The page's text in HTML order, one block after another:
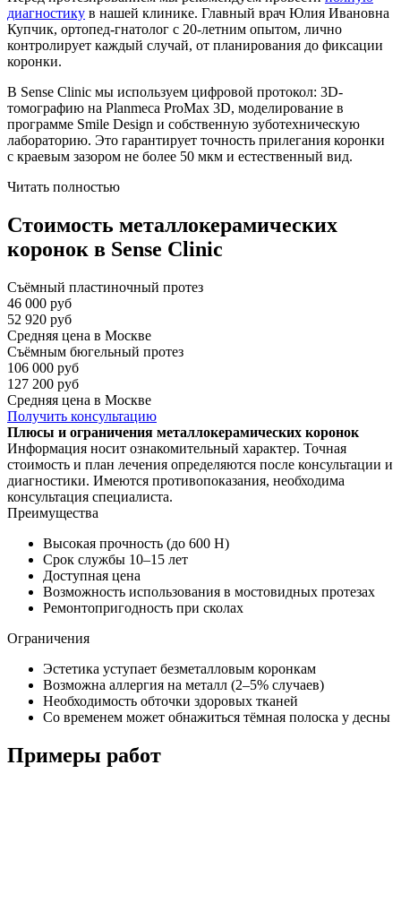
диагностику в нашей клинике. Главный врач Юлия Ивановна
Купчик, ортопед-гнатолог с 20-летним опытом, лично
контролирует каждый случай, от планирования до фиксации
коронки.
В Sense Clinic мы используем цифровой протокол: 3D-
томографию на Planmeca ProMax 3D, моделирование в
программе Smile Design и собственную зуботехническую
лабораторию. Это гарантирует точность прилегания коронки
с краевым зазором не более 50 мкм и естественный вид.
Читать полностью
Стоимость металлокерамических
коронок в Sense Clinic
Съёмный пластиночный протез
46 000 руб
52 920 руб
Средняя цена в Москве
Съёмным бюгельный протез
106 000 руб
127 200 руб
Средняя цена в Москве
Получить консультацию
Плюсы и ограничения металлокерамических коронок
Информация носит ознакомительный характер. Точная
стоимость и план лечения определяются после консультации и
диагностики. Имеются противопоказания, необходима
консультация специалиста.
Преимущества
Высокая прочность (до 600 Н)
Срок службы 10–15 лет
Доступная цена
Возможность использования в мостовидных протезах
Ремонтопригодность при сколах
Ограничения
Эстетика уступает безметалловым коронкам
Возможна аллергия на металл (2–5% случаев)
Необходимость обточки здоровых тканей
Со временем может обнажиться тёмная полоска у десны
Примеры работ